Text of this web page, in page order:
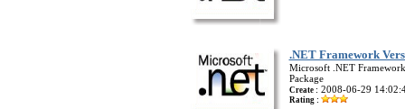
.NET Framework
Microsoft .NET
Package
Create : 2008-06-29
Rating :